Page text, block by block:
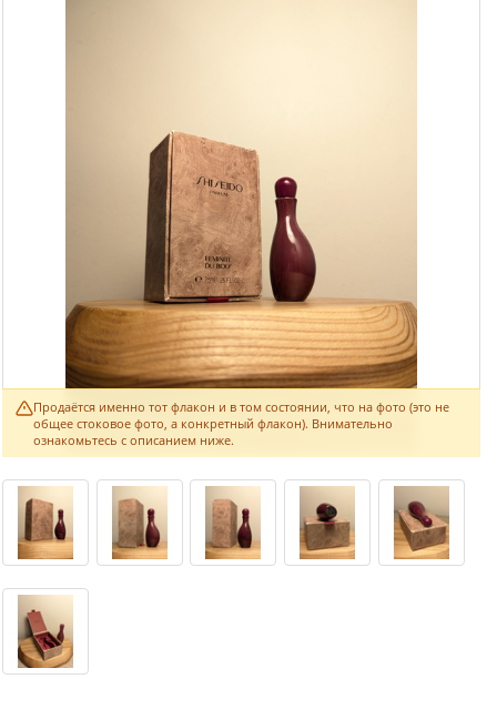
Продаётся именно тот флакон и в том состоянии, что на фото (это не
общее стоковое фото, а конкретный флакон). Внимательно
ознакомьтесь с описанием ниже.